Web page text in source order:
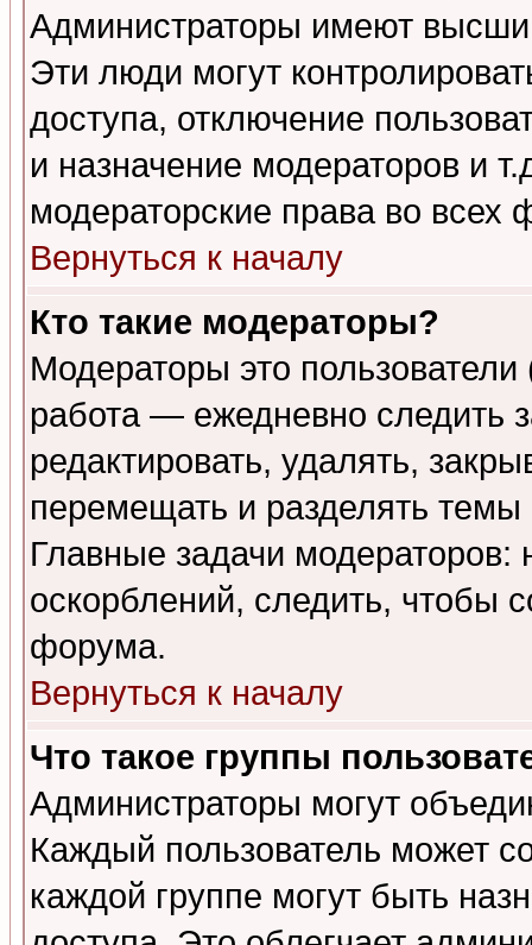
Администраторы имеют
Эти люди могут
доступа, отключение
и назначение модераторов и
модераторские права во всех
Вернуться к началу
Кто такие модераторы?
Модераторы это
работа — ежедневно следить
редактировать, удалять,
перемещать и разделять
Главные задачи
оскорблений, следить, чтобы
форума.
Вернуться к началу
Что такое группы
Администраторы могут
Каждый пользователь может
каждой группе могут быть